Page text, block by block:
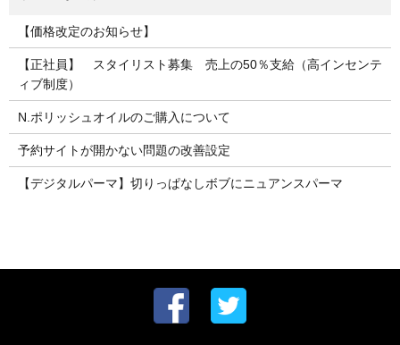
【価格改定のお知らせ】
【正社員】 スタイリスト募集 売上の50％支給（高インセンテ
ィブ制度）
N.ポリッシュオイルのご購入について
予約サイトが開かない問題の改善設定
【デジタルパーマ】切りっぱなしボブにニュアンスパーマ